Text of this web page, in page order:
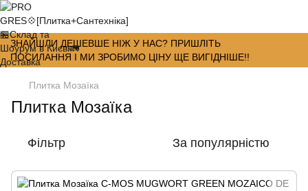
ЗНАЙШЛИ ДЕШЕВШЕ НІЖ У НАС? ПРИШЛІТЬ
ПОСИЛАННЯ І МИ ЗРОБИМО ЦІНУ ЩЕ ВИГІДНІШЕ!!
Плитка Мозаїка
Плитка Мозаїка
Фільтр За популярністю